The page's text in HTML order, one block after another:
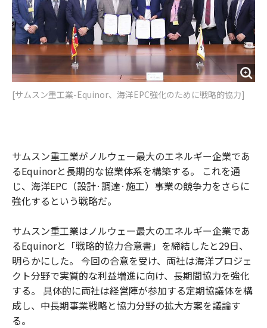
[サムスン重工業-Equinor、海洋EPC強化のために戦略的協力]
サムスン重工業がノルウェー最大のエネルギー企業であ
るEquinorと長期的な協業体系を構築する。 これを通
じ、海洋EPC（設計·調達·施工）事業の競争力をさらに
強化するという戦略だ。
サムスン重工業はノルウェー最大のエネルギー企業であ
るEquinorと「戦略的協力合意書」を締結したと29日、
明らかにした。 今回の合意を受け、両社は海洋プロジェ
クト分野で実質的な利益増進に向け、長期間協力を強化
する。 具体的に両社は経営陣が参加する定期協議体を構
成し、中長期事業戦略と協力分野の拡大方案を議論す
る。